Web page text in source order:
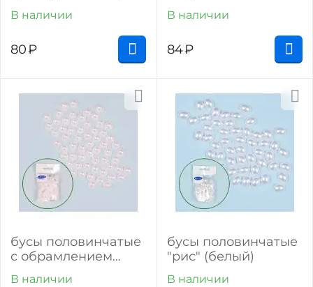
В наличии
80₽
В наличии
84₽
бусы половинчатые
с обрамлением
(кремовый)
В наличии
бусы половинчатые
"рис" (белый)
В наличии